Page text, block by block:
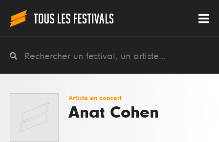
Artiste en concert
Anat Cohen